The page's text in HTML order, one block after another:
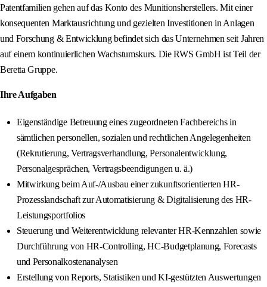
Patentfamilien gehen auf das Konto des Munitionsherstellers. Mit einer
konsequenten Marktausrichtung und gezielten Investitionen in Anlagen
und Forschung & Entwicklung befindet sich das Unternehmen seit Jahren
auf einem kontinuierlichen Wachstumskurs. Die RWS GmbH ist Teil der
Beretta Gruppe.
Ihre Aufgaben
Eigenständige Betreuung eines zugeordneten Fachbereichs in
sämtlichen personellen, sozialen und rechtlichen Angelegenheiten
(Rekrutierung, Vertragsverhandlung, Personalentwicklung,
Personalgesprächen, Vertragsbeendigungen u. ä.)
Mitwirkung beim Auf-/Ausbau einer zukunftsorientierten HR-
Prozesslandschaft zur Automatisierung & Digitalisierung des HR-
Leistungsportfolios
Steuerung und Weiterentwicklung relevanter HR-Kennzahlen sowie
Durchführung von HR-Controlling, HC-Budgetplanung, Forecasts
und Personalkostenanalysen
Erstellung von Reports, Statistiken und KI-gestützten Auswertungen